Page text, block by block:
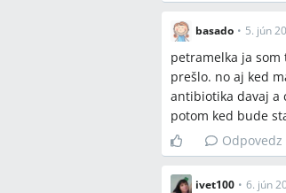
basado • 5. jún
petramelka ja
prešlo. no aj ked
antibiotika davaj a
potom ked bude
Odpovedz
ivet100 • 6. jún